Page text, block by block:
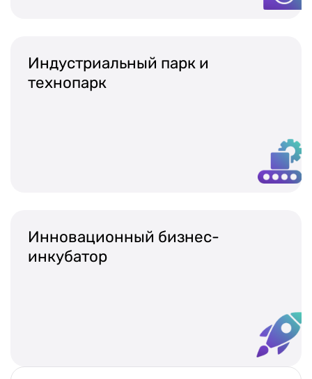
Индустриальный парк и
технопарк
Инновационный бизнес-
инкубатор